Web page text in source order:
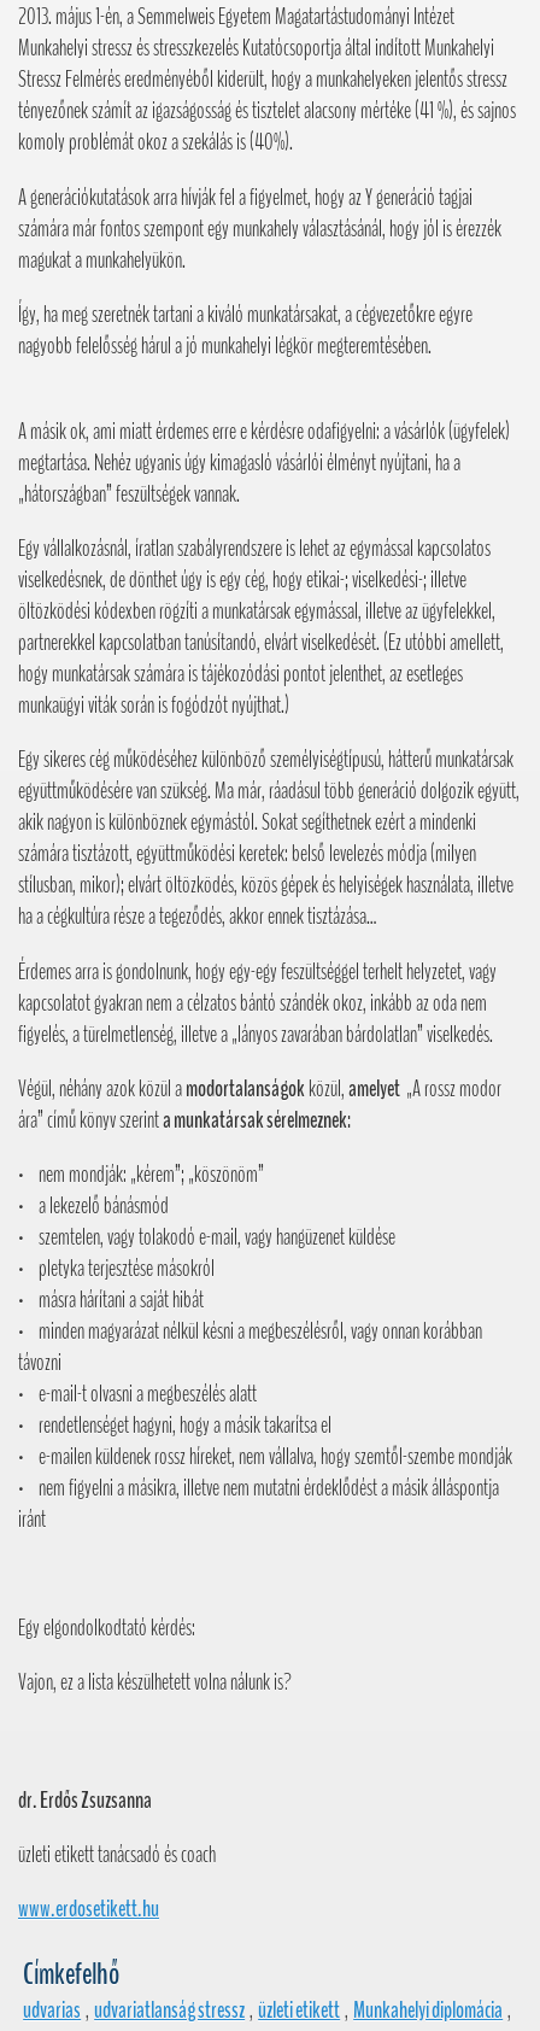
2013. május 1-én, a Semmelweis Egyetem Magatartástudományi Intézet
Munkahelyi stressz és stresszkezelés Kutatócsoportja által indított Munkahelyi
Stressz Felmérés eredményéből kiderült, hogy a munkahelyeken jelentős stressz
tényezőnek számít az igazságosság és tisztelet alacsony mértéke (41 %), és sajnos
komoly problémát okoz a szekálás is (40%).
A generációkutatások arra hívják fel a figyelmet, hogy az Y generáció tagjai
számára már fontos szempont egy munkahely választásánál, hogy jól is érezzék
magukat a munkahelyükön.
Így, ha meg szeretnék tartani a kiváló munkatársakat, a cégvezetőkre egyre
nagyobb felelősség hárul a jó munkahelyi légkör megteremtésében.
A másik ok, ami miatt érdemes erre e kérdésre odafigyelni: a vásárlók (ügyfelek)
megtartása. Nehéz ugyanis úgy kimagasló vásárlói élményt nyújtani, ha a
„hátországban” feszültségek vannak.
Egy vállalkozásnál, íratlan szabályrendszere is lehet az egymással kapcsolatos
viselkedésnek, de dönthet úgy is egy cég, hogy etikai-; viselkedési-; illetve
öltözködési kódexben rögzíti a munkatársak egymással, illetve az ügyfelekkel,
partnerekkel kapcsolatban tanúsítandó, elvárt viselkedését. (Ez utóbbi amellett,
hogy munkatársak számára is tájékozódási pontot jelenthet, az esetleges
munkaügyi viták során is fogódzót nyújthat.)
Egy sikeres cég működéséhez különböző személyiségtípusú, hátterű munkatársak
együttműködésére van szükség. Ma már, ráadásul több generáció dolgozik együtt,
akik nagyon is különböznek egymástól. Sokat segíthetnek ezért a mindenki
számára tisztázott, együttműködési keretek: belső levelezés módja (milyen
stílusban, mikor); elvárt öltözködés, közös gépek és helyiségek használata, illetve
ha a cégkultúra része a tegeződés, akkor ennek tisztázása…
Érdemes arra is gondolnunk, hogy egy-egy feszültséggel terhelt helyzetet, vagy
kapcsolatot gyakran nem a célzatos bántó szándék okoz, inkább az oda nem
figyelés, a türelmetlenség, illetve a „lányos zavarában bárdolatlan” viselkedés.
Végül, néhány azok közül amodortalanságokközül,amelyet „A rossz modor
ára” című könyv szerinta munkatársak sérelmeznek:
· nem mondják: „kérem”; „köszönöm”
· a lekezelő bánásmód
· szemtelen, vagy tolakodó e-mail, vagy hangüzenet küldése
· pletyka terjesztése másokról
· másra hárítani a saját hibát
· minden magyarázat nélkül késni a megbeszélésről, vagy onnan korábban
távozni
· e-mail-t olvasni a megbeszélés alatt
· rendetlenséget hagyni, hogy a másik takarítsa el
· e-mailen küldenek rossz híreket, nem vállalva, hogy szemtől-szembe mondják
· nem figyelni a másikra, illetve nem mutatni érdeklődést a másik álláspontja
iránt
Egy elgondolkodtató kérdés:
Vajon, ez a lista készülhetett volna nálunk is?
dr. Erdős Zsuzsanna
üzleti etikett tanácsadó és coach
www.erdosetikett.hu
Címkefelhő
udvarias,udvariatlanság stressz,üzleti etikett,Munkahelyi diplomácia,